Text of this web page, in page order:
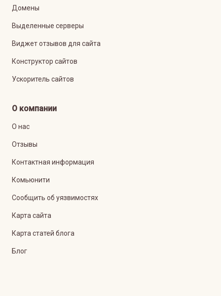
Домены
Выделенные серверы
Виджет отзывов для сайта
Конструктор сайтов
Ускоритель сайтов
О компании
О нас
Отзывы
Контактная информация
Комьюнити
Сообщить об уязвимостях
Карта сайта
Карта статей блога
Блог